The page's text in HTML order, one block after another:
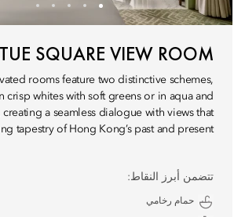
SQUARE VIEW ROOM
rooms feature two distinctive schemes,
crisp whites with soft greens or in aqua and
creating a seamless dialogue with views that
tapestry of Hong Kong’s past and present.
تتضمن أبرز النقاط:
حمام رخامي